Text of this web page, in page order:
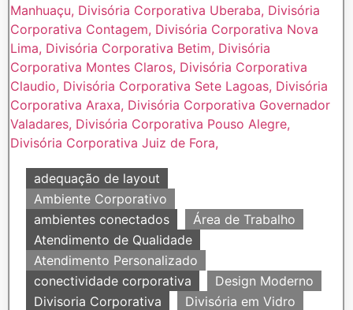
adequação de layout
Ambiente Corporativo
ambientes conectados
Área de Trabalho
Atendimento de Qualidade
Atendimento Personalizado
conectividade corporativa
Design Moderno
Divisoria Corporativa
Divisória em Vidro